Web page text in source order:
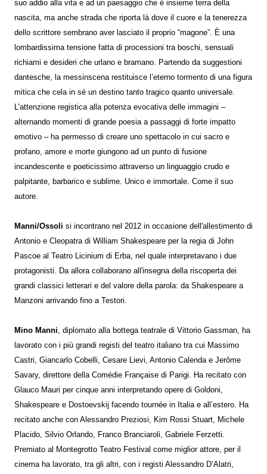
suo addio alla vita e ad un paesaggio che è insieme terra della
nascita, ma anche strada che riporta là dove il cuore e la tenerezza
dello scrittore sembrano aver lasciato il proprio “magone”. È una
lombardissima tensione fatta di processioni tra boschi, sensuali
richiami e desideri che urlano e bramano. Partendo da suggestioni
dantesche, la messinscena restituisce l’eterno tormento di una figura
mitica che cela in sé un destino tanto tragico quanto universale.
L’attenzione registica alla potenza evocativa delle immagini –
alternando momenti di grande poesia a passaggi di forte impatto
emotivo – ha permesso di creare uno spettacolo in cui sacro e
profano, amore e morte giungono ad un punto di fusione
incandescente e poeticissimo attraverso un linguaggio crudo e
palpitante, barbarico e sublime. Unico e immortale. Come il suo
autore.
Manni/Ossoli si incontrano nel 2012 in occasione dell'allestimento di
Antonio e Cleopatra di William Shakespeare per la regia di John
Pascoe al Teatro Licinium di Erba, nel quale interpretavano i due
protagonisti. Da allora collaborano all'insegna della riscoperta dei
grandi classici letterari e del valore della parola: da Shakespeare a
Manzoni arrivando fino a Testori.
Mino Manni , diplomato alla bottega teatrale di Vittorio Gassman, ha
lavorato con i più grandi registi del teatro italiano tra cui Massimo
Castri, Giancarlo Cobelli, Cesare Lievi, Antonio Calenda e Jerôme
Savary, direttore della Comédie Française di Parigi. Ha recitato con
Glauco Mauri per cinque anni interpretando opere di Goldoni,
Shakespeare e Dostoevskij facendo tournée in Italia e all’estero. Ha
recitato anche con Alessandro Preziosi, Kim Rossi Stuart, Michele
Placido, Silvio Orlando, Franco Branciaroli, Gabriele Ferzetti.
Premiato al Montegrotto Teatro Festival come miglior attore, per il
cinema ha lavorato, tra gli altri, con i registi Alessandro D’Alatri,